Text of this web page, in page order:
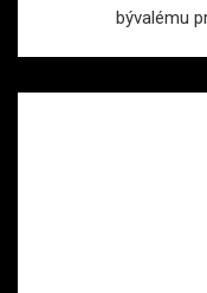
bývalému